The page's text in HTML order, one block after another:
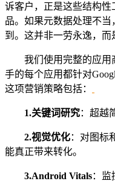
诉客户，正是这些结构
品。如果元数据处理不
到。这并非一劳永逸，而
我们使用完整的应用
手的每个应用都针对
这项营销策略包括：
1.关键词研究：超越
2.视觉优化：对图标
能真正带来转化。
3.Android Vitals：监